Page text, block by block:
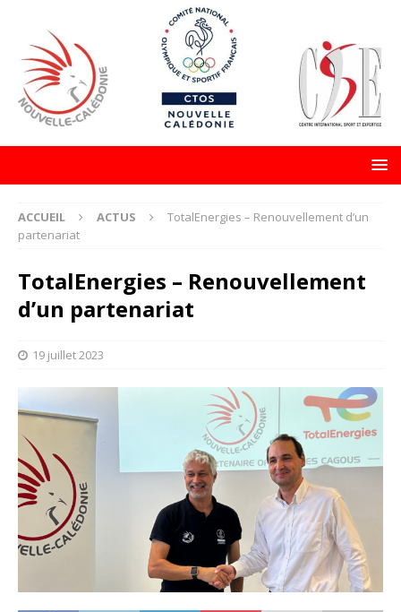
ACCUEIL ACTUS
TotalEnergies – Renouvellement d’un
partenariat
TotalEnergies – Renouvellement
d’un partenariat
19 juillet 2023